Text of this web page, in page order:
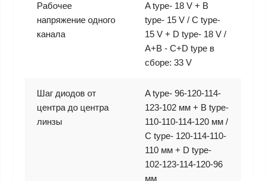
Рабочее
напряжение одного
канала
A type- 18 V + B
type- 15 V / C type-
15 V + D type- 18 V /
A+B - C+D type в
сборе: 33 V
Шаг диодов от
центра до центра
линзы
A type- 96-120-114-
123-102 мм + B type-
110-110-114-120 мм /
C type- 120-114-110-
110 мм + D type-
102-123-114-120-96
мм